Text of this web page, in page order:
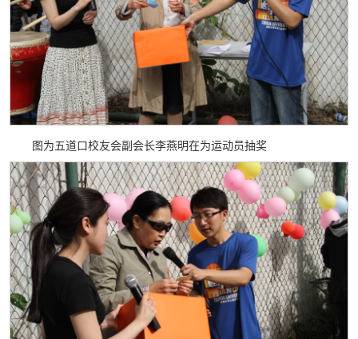
图为五道口校友会副会长李燕明在为运动员抽奖